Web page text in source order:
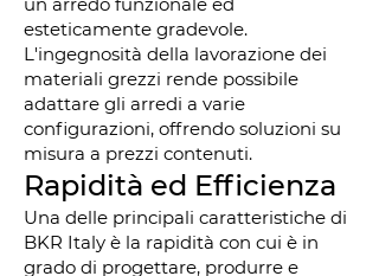
esteticamente gradevole.
L'ingegnosità della lavorazione dei
materiali grezzi rende possibile
adattare gli arredi a varie
configurazioni, offrendo soluzioni su
misura a prezzi contenuti.
Rapidità ed Efficienza
Una delle principali caratteristiche di
BKR Italy è la rapidità con cui è in
grado di progettare, produrre e